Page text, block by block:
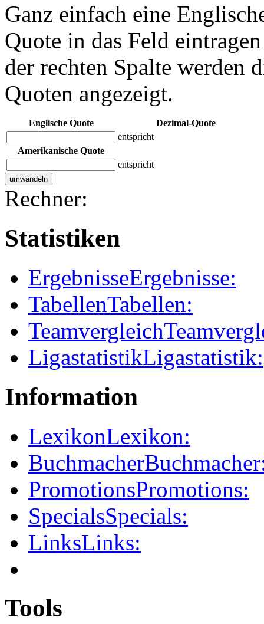
Ganz einfach eine
Quote in das Feld
der rechten Spalte werden
Quoten angezeigt.
Englische Quote
Dezimal-Quote
entspricht
Amerikanische Quote
entspricht
Rechner:
Statistiken
ErgebnisseErgebnisse:
TabellenTabellen:
Teamvergleich
LigastatistikLigastatistik:
Information
LexikonLexikon:
Buchmacher
PromotionsPromotions:
SpecialsSpecials:
LinksLinks:
Tools